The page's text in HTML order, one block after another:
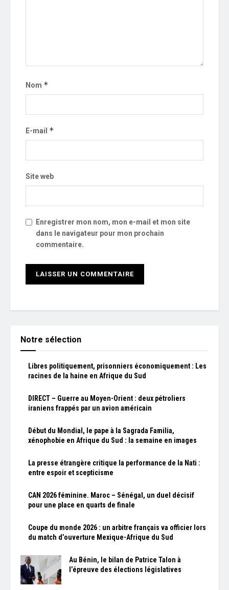
Nom *
E-mail *
Site web
Enregistrer mon nom, mon e-mail et mon site
dans le navigateur pour mon prochain
commentaire.
Notre sélection
Libres politiquement, prisonniers économiquement : Les
racines de la haine en Afrique du Sud
DIRECT – Guerre au Moyen-Orient : deux pétroliers
iraniens frappés par un avion américain
Début du Mondial, le pape à la Sagrada Familia,
xénophobie en Afrique du Sud : la semaine en images
La presse étrangère critique la performance de la Nati :
entre espoir et scepticisme
CAN 2026 féminine. Maroc – Sénégal, un duel décisif
pour une place en quarts de finale
Coupe du monde 2026 : un arbitre français va officier lors
du match d’ouverture Mexique-Afrique du Sud
Au Bénin, le bilan de Patrice Talon à
l’épreuve des élections législatives